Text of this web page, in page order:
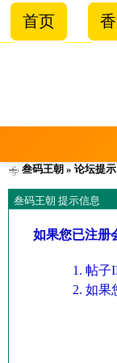
首页
叁码王朝 » 论坛提示
叁码王朝 提示信息
如果您已注册
帖子
如果